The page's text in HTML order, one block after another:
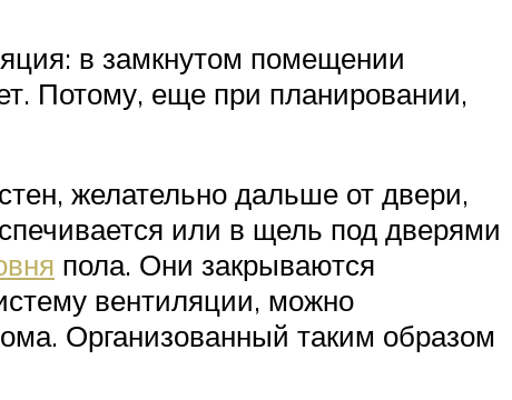
в замкнутом помещении
Потому, еще при планировании,
желательно дальше от двери,
или в щель под дверями
пола. Они закрываются
вентиляции, можно
Организованный таким образом